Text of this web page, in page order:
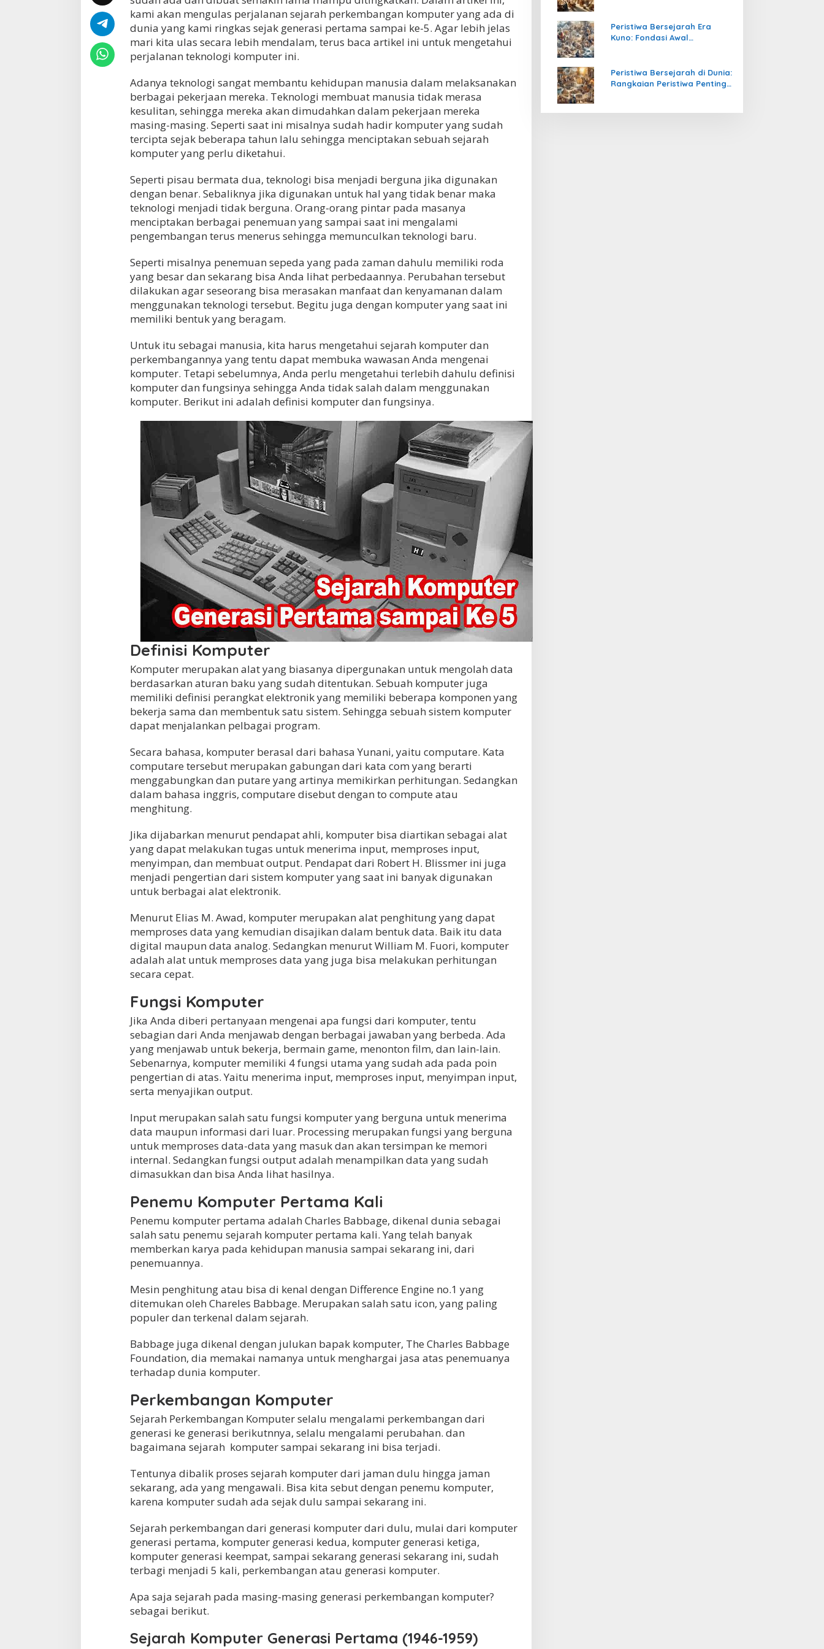
kami akan mengulas perjalanan sejarah perkembangan komputer yang ada di
dunia yang kami ringkas sejak generasi pertama sampai ke-5. Agar lebih jelas
mari kita ulas secara lebih mendalam, terus baca artikel ini untuk mengetahui
perjalanan teknologi komputer ini.
Adanya teknologi sangat membantu kehidupan manusia dalam melaksanakan
berbagai pekerjaan mereka. Teknologi membuat manusia tidak merasa
kesulitan, sehingga mereka akan dimudahkan dalam pekerjaan mereka
masing-masing. Seperti saat ini misalnya sudah hadir komputer yang sudah
tercipta sejak beberapa tahun lalu sehingga menciptakan sebuah sejarah
komputer yang perlu diketahui.
Seperti pisau bermata dua, teknologi bisa menjadi berguna jika digunakan
dengan benar. Sebaliknya jika digunakan untuk hal yang tidak benar maka
teknologi menjadi tidak berguna. Orang-orang pintar pada masanya
menciptakan berbagai penemuan yang sampai saat ini mengalami
pengembangan terus menerus sehingga memunculkan teknologi baru.
Seperti misalnya penemuan sepeda yang pada zaman dahulu memiliki roda
yang besar dan sekarang bisa Anda lihat perbedaannya. Perubahan tersebut
dilakukan agar seseorang bisa merasakan manfaat dan kenyamanan dalam
menggunakan teknologi tersebut. Begitu juga dengan komputer yang saat ini
memiliki bentuk yang beragam.
Untuk itu sebagai manusia, kita harus mengetahui sejarah komputer dan
perkembangannya yang tentu dapat membuka wawasan Anda mengenai
komputer. Tetapi sebelumnya, Anda perlu mengetahui terlebih dahulu definisi
komputer dan fungsinya sehingga Anda tidak salah dalam menggunakan
komputer. Berikut ini adalah definisi komputer dan fungsinya.
Definisi Komputer
Komputer merupakan alat yang biasanya dipergunakan untuk mengolah data
berdasarkan aturan baku yang sudah ditentukan. Sebuah komputer juga
memiliki definisi perangkat elektronik yang memiliki beberapa komponen yang
bekerja sama dan membentuk satu sistem. Sehingga sebuah sistem komputer
dapat menjalankan pelbagai program.
Secara bahasa, komputer berasal dari bahasa Yunani, yaitu computare. Kata
computare tersebut merupakan gabungan dari kata com yang berarti
menggabungkan dan putare yang artinya memikirkan perhitungan. Sedangkan
dalam bahasa inggris, computare disebut dengan to compute atau
menghitung.
Jika dijabarkan menurut pendapat ahli, komputer bisa diartikan sebagai alat
yang dapat melakukan tugas untuk menerima input, memproses input,
menyimpan, dan membuat output. Pendapat dari Robert H. Blissmer ini juga
menjadi pengertian dari sistem komputer yang saat ini banyak digunakan
untuk berbagai alat elektronik.
Menurut Elias M. Awad, komputer merupakan alat penghitung yang dapat
memproses data yang kemudian disajikan dalam bentuk data. Baik itu data
digital maupun data analog. Sedangkan menurut William M. Fuori, komputer
adalah alat untuk memproses data yang juga bisa melakukan perhitungan
secara cepat.
Fungsi Komputer
Jika Anda diberi pertanyaan mengenai apa fungsi dari komputer, tentu
sebagian dari Anda menjawab dengan berbagai jawaban yang berbeda. Ada
yang menjawab untuk bekerja, bermain game, menonton film, dan lain-lain.
Sebenarnya, komputer memiliki 4 fungsi utama yang sudah ada pada poin
pengertian di atas. Yaitu menerima input, memproses input, menyimpan input,
serta menyajikan output.
Input merupakan salah satu fungsi komputer yang berguna untuk menerima
data maupun informasi dari luar. Processing merupakan fungsi yang berguna
untuk memproses data-data yang masuk dan akan tersimpan ke memori
internal. Sedangkan fungsi output adalah menampilkan data yang sudah
dimasukkan dan bisa Anda lihat hasilnya.
Penemu Komputer Pertama Kali
Penemu komputer pertama adalah Charles Babbage, dikenal dunia sebagai
salah satu penemu sejarah komputer pertama kali. Yang telah banyak
memberkan karya pada kehidupan manusia sampai sekarang ini, dari
penemuannya.
Mesin penghitung atau bisa di kenal dengan Difference Engine no.1 yang
ditemukan oleh Chareles Babbage. Merupakan salah satu icon, yang paling
populer dan terkenal dalam sejarah.
Babbage juga dikenal dengan julukan bapak komputer, The Charles Babbage
Foundation, dia memakai namanya untuk menghargai jasa atas penemuanya
terhadap dunia komputer.
Perkembangan Komputer
Sejarah Perkembangan Komputer selalu mengalami perkembangan dari
generasi ke generasi berikutnnya, selalu mengalami perubahan. dan
bagaimana sejarah komputer sampai sekarang ini bisa terjadi.
Tentunya dibalik proses sejarah komputer dari jaman dulu hingga jaman
sekarang, ada yang mengawali. Bisa kita sebut dengan penemu komputer,
karena komputer sudah ada sejak dulu sampai sekarang ini.
Sejarah perkembangan dari generasi komputer dari dulu, mulai dari komputer
generasi pertama, komputer generasi kedua, komputer generasi ketiga,
komputer generasi keempat, sampai sekarang generasi sekarang ini, sudah
terbagi menjadi 5 kali, perkembangan atau generasi komputer.
Apa saja sejarah pada masing-masing generasi perkembangan komputer?
sebagai berikut.
Sejarah Komputer Generasi Pertama (1946-1959)
Peristiwa Bersejarah Era
Kuno: Fondasi Awal
Peristiwa Bersejarah di Dunia:
Rangkaian Peristiwa Penting